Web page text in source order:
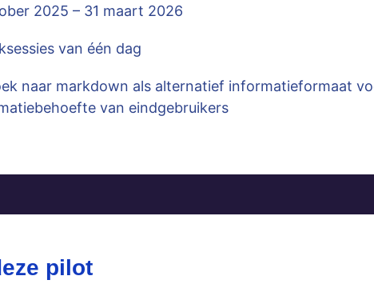
2025 – 31 maart 2026
van één dag
naar markdown als alternatief informatieformaat
van eindgebruikers
pilot